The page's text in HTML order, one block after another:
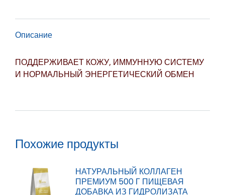
Описание
ПОДДЕРЖИВАЕТ КОЖУ, ИММУННУЮ СИСТЕМУ
И НОРМАЛЬНЫЙ ЭНЕРГЕТИЧЕСКИЙ ОБМЕН
Похожие продукты
НАТУРАЛЬНЫЙ КОЛЛАГЕН
ПРЕМИУМ 500 Г ПИЩЕВАЯ
ДОБАВКА ИЗ ГИДРОЛИЗАТА